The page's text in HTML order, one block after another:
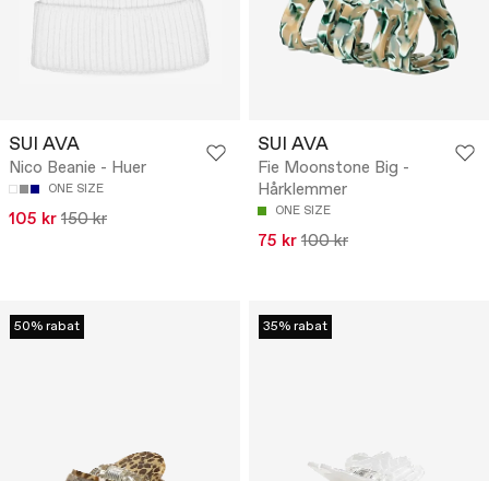
SUI AVA
Nico Beanie - Huer
ONE SIZE
105 kr 150 kr
SUI AVA
Fie Moonstone Big -
Hårklemmer
ONE SIZE
75 kr 100 kr
50% rabat 35% rabat